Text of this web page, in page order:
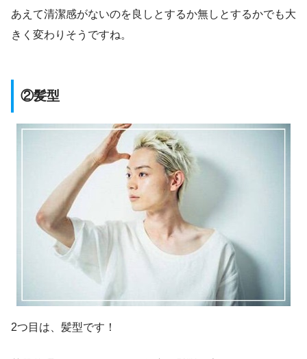
あえて清潔感がないのを良しとするか無しとするかでも大
きく変わりそうですね。
②髪型
2つ目は、髪型です！